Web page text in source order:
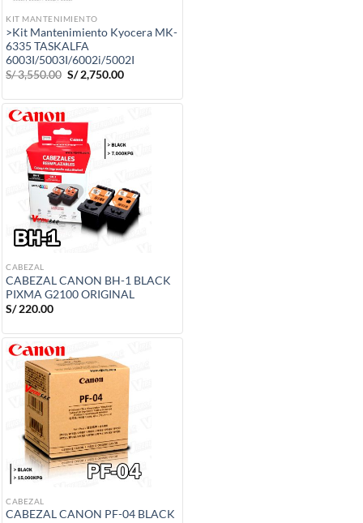
KIT MANTENIMIENTO
>Kit Mantenimiento Kyocera MK-
6335 TASKALFA
6003I/5003I/6002i/5002I
S/3,550.00 El
precio
era:
S/2,750.00El
es:
CABEZAL
CABEZAL CANON BH-1 BLACK
PIXMA G2100 ORIGINAL
S/220.00
CABEZAL
CABEZAL CANON PF-04 BLACK